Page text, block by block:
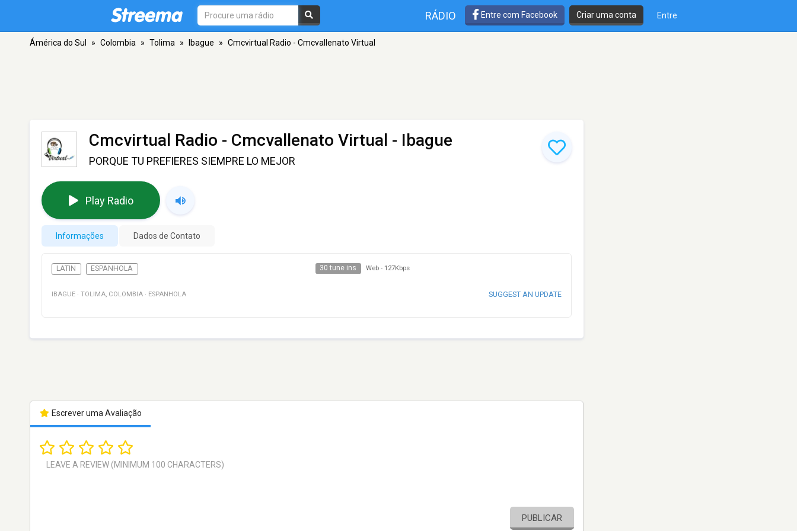
RÁDIO Entre com Facebook Criar uma conta Entre
Ámérica do Sul » Colombia » Tolima » Ibague » Cmcvirtual Radio - Cmcvallenato Virtual
Cmcvirtual Radio - Cmcvallenato Virtual - Ibague
PORQUE TU PREFIERES SIEMPRE LO MEJOR
Play Radio
Informações Dados de Contato
LATIN ESPANHOLA 30 tune ins Web - 127Kbps
IBAGUE · TOLIMA, COLOMBIA · ESPANHOLA SUGGEST AN UPDATE
Escrever uma Avaliação
PUBLICAR